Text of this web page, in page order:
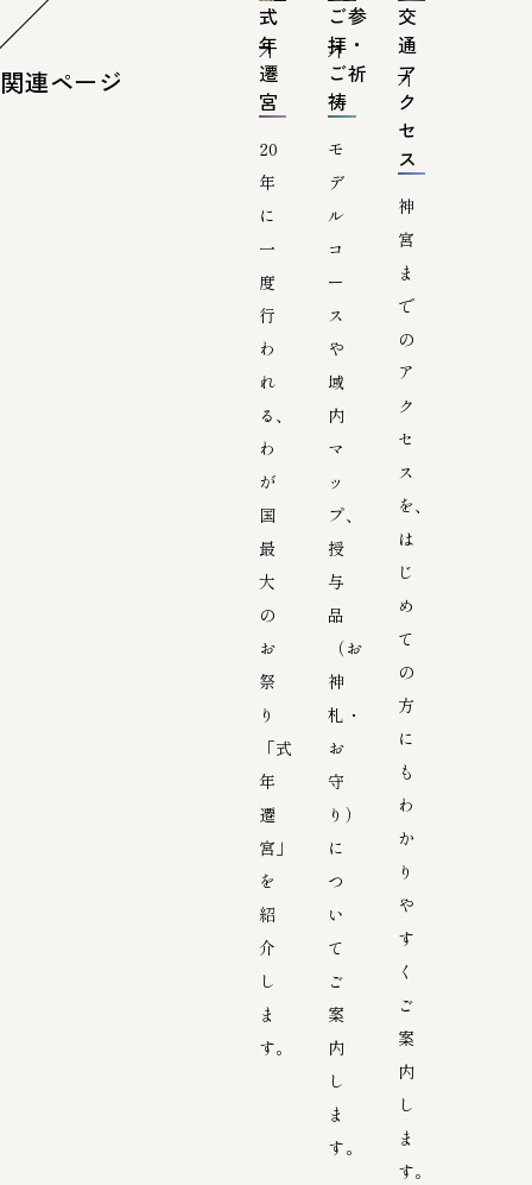
関連ページ
式
年
遷
宮
20
年
に
一
度
行
わ
れ
る、
わ
が
国
最
大
の
お
祭
り
「式
年
遷
宮」
を
紹
介
し
ま
す。
ご参
拝・
ご祈
祷
モ
デ
ル
コ
ー
ス
や
域
内
マ
ッ
プ、
授
与
品
（お
神
札・
お
守
り）
に
つ
い
て
ご
案
内
し
ま
す。
交
通
ア
ク
セ
ス
神
宮
ま
で
の
ア
ク
セ
ス
を、
は
じ
め
て
の
方
に
も
わ
か
り
や
す
く
ご
案
内
し
ま
す。